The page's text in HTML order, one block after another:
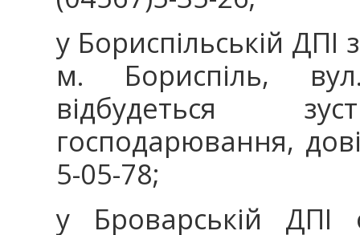
у Бориспільській
м. Бориспіль,
відбудеться
господарювання,
5-05-78;
у Броварській